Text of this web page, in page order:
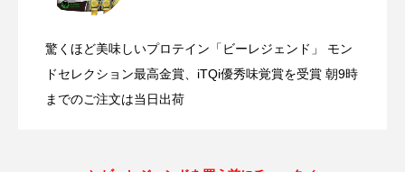
驚くほど美味しいプロテイン「ビーレジェンド」 モン
ドセレクション最高金賞、iTQi優秀味覚賞を受賞 朝9時
までのご注文は当日出荷
2025.05.15
の変化による“マナー”と人の“神経活動”の
2025.03.03 【2025年3月13日(木)まで】第3期公式ビ